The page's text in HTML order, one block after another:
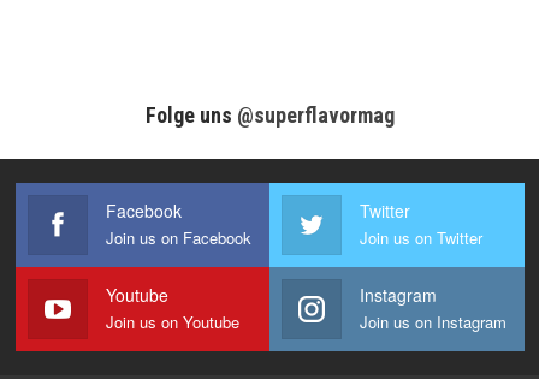
Folge uns @superflavormag
Facebook
Join us on Facebook
Twitter
Join us on Twitter
Youtube
Join us on Youtube
Instagram
Join us on Instagram